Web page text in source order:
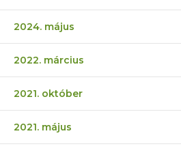
2024. május
2022. március
2021. október
2021. május